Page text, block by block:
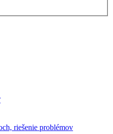
riešenie problémov